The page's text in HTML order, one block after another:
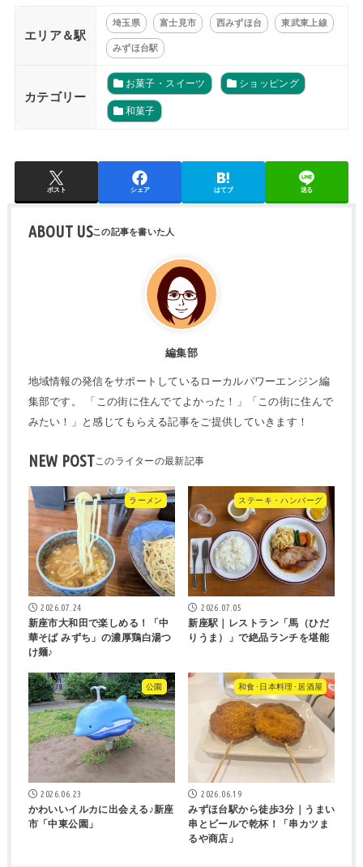
エリア＆駅
埼玉県 富士見市 西みずほ台 東武東上線
みずほ台駅
カテゴリー
お菓子・スイーツ ショッピング
和菓子
ポスト シェア はてブ 送る
ABOUT US
編集部
地域情報の発信をサポートしているローカルパワーエンジン編
集部です。 「この街に住んでてよかった！」「この街に住んで
みたい！」と感じてもらえる記事をご提供していきます！
NEW POST
ラーメン
2026.07.24
新座市大和田で楽しめる！「中
華そば みずち」の濃厚鶏白湯つ
け麺♪
ステーキ・ハンバーグ
2026.07.05
新座駅｜レストラン「馬（ひだ
りうま）」で絶品ランチを堪能
公園
2026.06.23
かわいいイルカに出会える♪新座
市「中東公園」
和食･日本料理･居酒屋
2026.06.19
みずほ台駅から徒歩3分｜うまい
串とビールで乾杯！「串カツま
るや商店」